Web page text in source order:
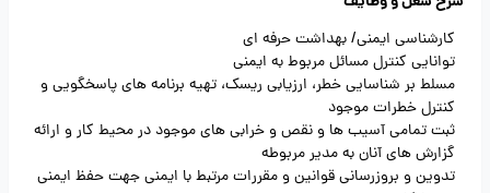
کارشناسی ایمنی/ بهداشت حرفه ای
توانایی کنترل مسائل مربوط به ایمنی
مسلط بر شناسایی خطر، ارزیابی ریسک، تهیه برنامه های پاسخگویی و
کنترل خطرات موجود
ثبت تمامی آسیب ها و نقص و خرابی های موجود در محیط کار و ارائه
گزارش های آنان به مدیر مربوطه
تدوین و بروزرسانی قوانین و مقررات مرتبط با ایمنی جهت حفظ ایمنی